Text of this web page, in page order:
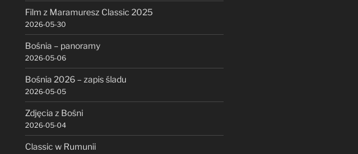
Film z Maramuresz Classic 2025
2026-05-30
Bośnia – panoramy
2026-05-06
Bośnia 2026 – zapis śladu
2026-05-05
Zdjęcia z Bośni
2026-05-04
Classic w Rumunii